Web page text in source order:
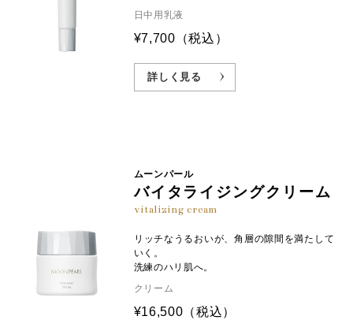
日中用乳液
¥7,700 （税込）
詳しく見る
ムーンパール
バイタライジングクリーム
vitalizing cream
リッチなうるおいが、角層の隙間を満たして
いく。
洗練のハリ肌へ。
クリーム
¥16,500 （税込）